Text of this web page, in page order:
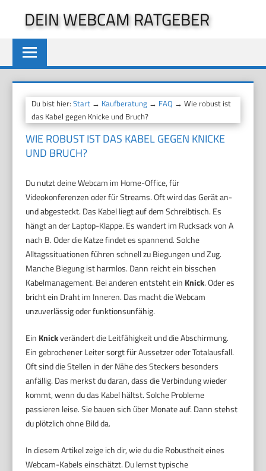
springen
DEIN WEBCAM RATGEBER
Du bist hier:Start → Kaufberatung → FAQ → Wie robust ist
das Kabel gegen Knicke und Bruch?
WIE ROBUST IST DAS KABEL GEGEN KNICKE
UND BRUCH?
Du nutzt deine Webcam im Home-Office, für
Videokonferenzen oder für Streams. Oft wird das Gerät an-
und abgesteckt. Das Kabel liegt auf dem Schreibtisch. Es
hängt an der Laptop-Klappe. Es wandert im Rucksack von A
nach B. Oder die Katze findet es spannend. Solche
Alltagssituationen führen schnell zu Biegungen und Zug.
Manche Biegung ist harmlos. Dann reicht ein bisschen
Kabelmanagement. Bei anderen entsteht ein Knick. Oder es
bricht ein Draht im Inneren. Das macht die Webcam
unzuverlässig oder funktionsunfähig.
Ein Knickverändert die Leitfähigkeit und die Abschirmung.
Ein gebrochener Leiter sorgt für Aussetzer oder Totalausfall.
Oft sind die Stellen in der Nähe des Steckers besonders
anfällig. Das merkst du daran, dass die Verbindung wieder
kommt, wenn du das Kabel hältst. Solche Probleme
passieren leise. Sie bauen sich über Monate auf. Dann stehst
du plötzlich ohne Bild da.
In diesem Artikel zeige ich dir, wie du die Robustheit eines
Webcam-Kabels einschätzt. Du lernst typische